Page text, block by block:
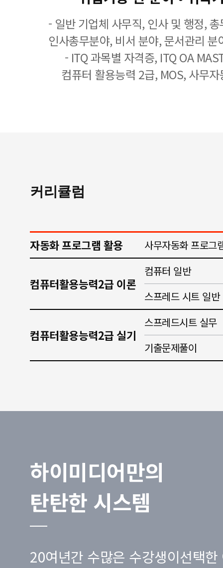
- 일반 기업체 사무직, 인사 및 행정,
인사총무분야, 비서 분야, 문서관리
- ITQ 과목별 자격증, ITQ OA
컴퓨터 활용능력 2급, MOS, 사무
커리큘럼
자동화 프로그램 활용 사무자동화 프로그
컴퓨터활용능력2급 이론
컴퓨터 일반
스프레드 시트 일반
컴퓨터활용능력2급 실기
스프레드시트 실무
기출문제풀이
하이미디어만의
탄탄한 시스템
20여년간 수많은 수강생이선택한